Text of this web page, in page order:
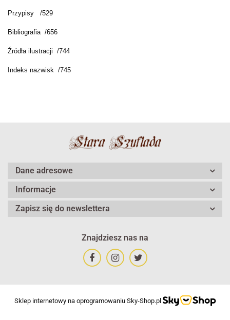
Przypisy /529
Bibliografia /656
Źródła ilustracji /744
Indeks nazwisk /745
Dane adresowe
Informacje
Zapisz się do newslettera
Znajdziesz nas na
Sklep internetowy na oprogramowaniu Sky-Shop.pl